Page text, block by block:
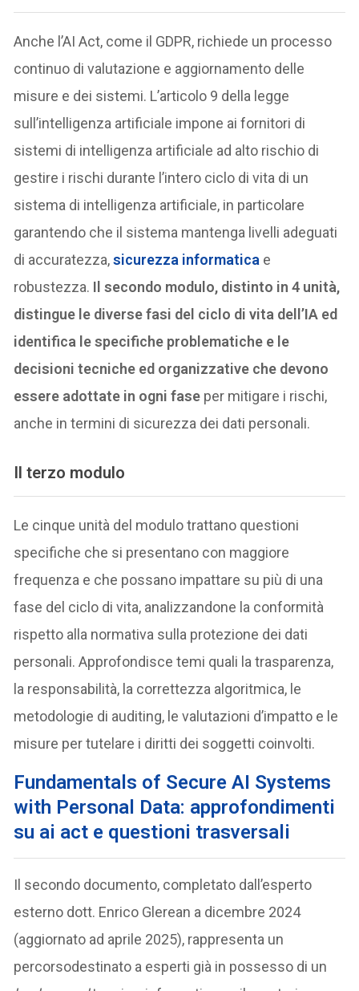
Anche l’AI Act, come il GDPR, richiede un processo
continuo di valutazione e aggiornamento delle
misure e dei sistemi. L’articolo 9 della legge
sull’intelligenza artificiale impone ai fornitori di
sistemi di intelligenza artificiale ad alto rischio di
gestire i rischi durante l’intero ciclo di vita di un
sistema di intelligenza artificiale, in particolare
garantendo che il sistema mantenga livelli adeguati
di accuratezza,sicurezza informatica e
robustezza. Il secondo modulo, distinto in 4 unità,
distingue le diverse fasi del ciclo di vita dell’IA ed
identifica le specifiche problematiche e le
decisioni tecniche ed organizzative che devono
essere adottate in ogni fase per mitigare i rischi,
anche in termini di sicurezza dei dati personali.
Il terzo modulo
Le cinque unità del modulo trattano questioni
specifiche che si presentano con maggiore
frequenza e che possano impattare su più di una
fase del ciclo di vita, analizzandone la conformità
rispetto alla normativa sulla protezione dei dati
personali. Approfondisce temi quali la trasparenza,
la responsabilità, la correttezza algoritmica, le
metodologie di auditing, le valutazioni d’impatto e le
misure per tutelare i diritti dei soggetti coinvolti.
Fundamentals of Secure AI Systems
with Personal Data: approfondimenti
su ai act e questioni trasversali
Il secondo documento, completato dall’esperto
esterno dott. Enrico Glerean a dicembre 2024
(aggiornato ad aprile 2025), rappresenta un
percorsodestinato a esperti già in possesso di un